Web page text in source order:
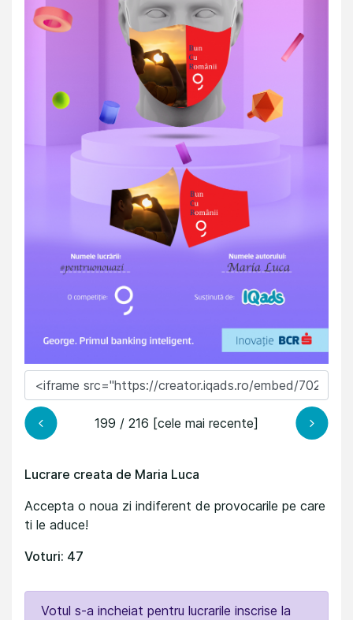
199 / 216 [cele mai recente]
Lucrare creata de Maria Luca
Accepta o noua zi indiferent de provocarile pe care
ti le aduce!
Voturi: 47
Votul s-a incheiat pentru lucrarile inscrise la